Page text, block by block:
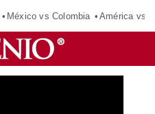
México vs Colombia América vs